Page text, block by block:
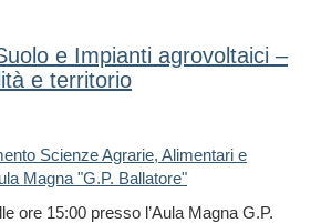
e Impianti agrovoltaici –
e territorio
Scienze Agrarie, Alimentari e
Magna "G.P. Ballatore"
ore 15:00 presso l’Aula Magna G.P.